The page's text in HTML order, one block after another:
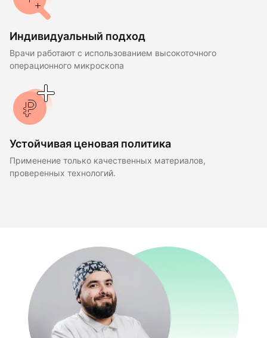
Индивидуальный подход
Врачи работают с использованием высокоточного
операционного микроскопа
Устойчивая ценовая политика
Применение только качественных материалов,
проверенных технологий.